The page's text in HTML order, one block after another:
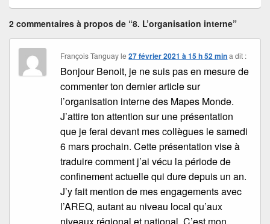
2 commentaires à propos de “8. L’organisation interne”
François Tanguayle27 février 2021 à 15 h 52 min a dit :
Bonjour Benoit, je ne suis pas en mesure de
commenter ton dernier article sur
l’organisation interne des Mapes Monde.
J’attire ton attention sur une présentation
que je ferai devant mes collègues le samedi
6 mars prochain. Cette présentation vise à
traduire comment j’ai vécu la période de
confinement actuelle qui dure depuis un an.
J’y fait mention de mes engagements avec
l’AREQ, autant au niveau local qu’aux